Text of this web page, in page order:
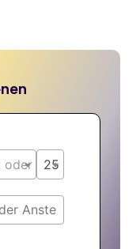
oder Ort25 km